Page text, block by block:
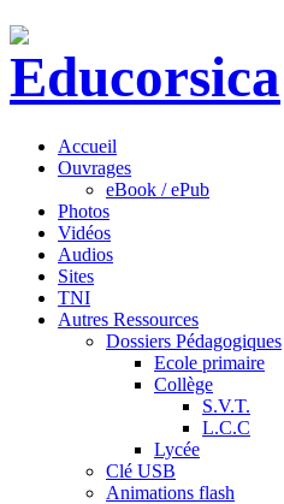
Accueil
Ouvrages
eBook / ePub
Photos
Vidéos
Audios
Sites
TNI
Autres Ressources
Dossiers Pédagogiques
Ecole primaire
Collège
S.V.T.
L.C.C
Lycée
Clé USB
Animations flash